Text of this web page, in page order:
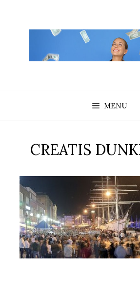
contenu
MENU
CREATIS